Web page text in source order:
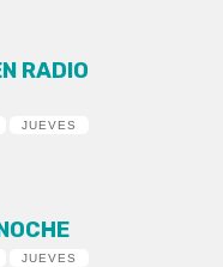
RADIO
JUEVES
JUEVES